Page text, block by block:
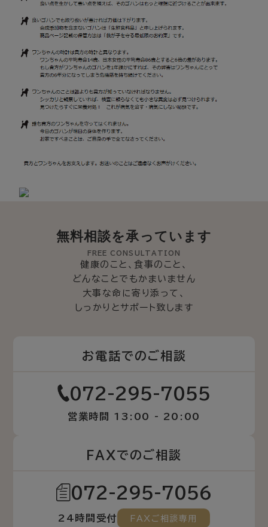
無料相談を承っています
FREE CONSULTATION
健康のこと、食事のこと、
どんなことでもかまいません
大事な命に寄り添って、
しっかりとサポート致します
お電話でのご相談
072-295-7055
営業時間 13:00 - 20:00
FAXでのご相談
072-295-7056
24時間受付 FAXご相談専用